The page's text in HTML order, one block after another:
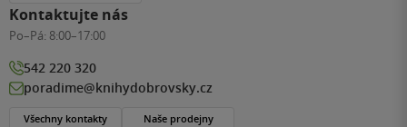
Kontaktujte nás
Po–Pá: 8:00–17:00
542 220 320
poradime@knihydobrovsky.cz
Všechny kontakty Naše prodejny